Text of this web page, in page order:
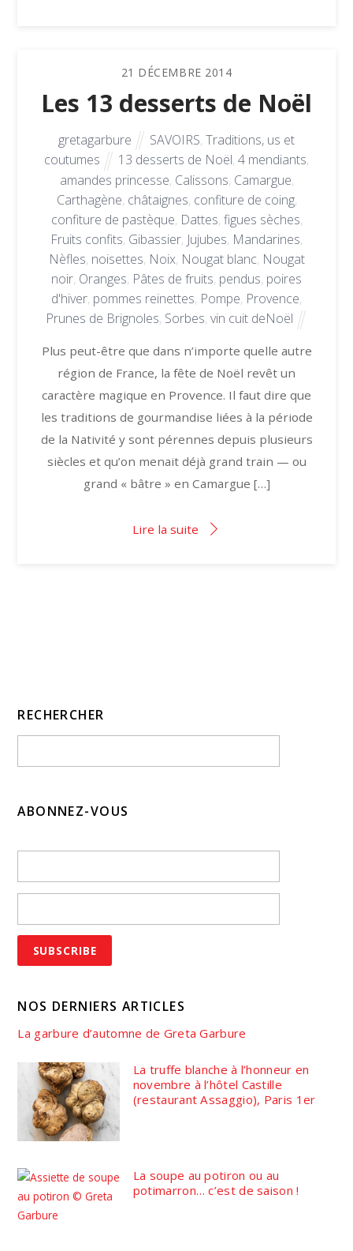
21 DÉCEMBRE 2014
Les 13 desserts de Noël
gretagarbure SAVOIRS, Traditions, us et
coutumes
13 desserts de Noël, 4 mendiants,
amandes princesse, Calissons, Camargue,
Carthagène, châtaignes, confiture de coing,
confiture de pastèque, Dattes, figues sèches,
Fruits confits, Gibassier, Jujubes, Mandarines,
Nèfles, noisettes, Noix, Nougat blanc, Nougat
noir, Oranges, Pâtes de fruits, pendus, poires
d'hiver, pommes reinettes, Pompe, Provence,
Prunes de Brignoles, Sorbes, vin cuit deNoël
Plus peut-être que dans n’importe quelle autre
région de France, la fête de Noël revêt un
caractère magique en Provence. Il faut dire que
les traditions de gourmandise liées à la période
de la Nativité y sont pérennes depuis plusieurs
siècles et qu’on menait déjà grand train — ou
grand « bâtre » en Camargue […]
Lire la suite
RECHERCHER
ABONNEZ-VOUS
NOS DERNIERS ARTICLES
La garbure d’automne de Greta Garbure
La truffe blanche à l’honneur en
novembre à l’hôtel Castille
(restaurant Assaggio), Paris 1er
La soupe au potiron ou au
potimarron… c’est de saison !